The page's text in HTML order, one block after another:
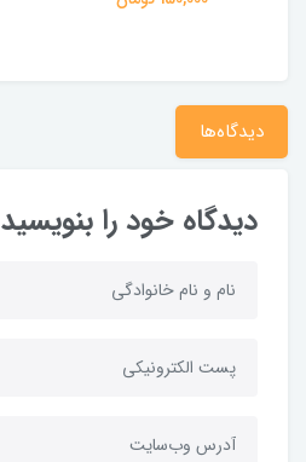
دیدگاه‌ها
دیدگاه خود را بنویسید